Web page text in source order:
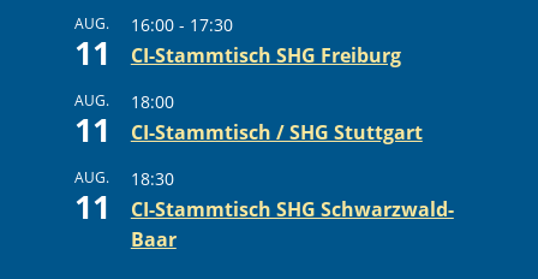
AUG.
11
16:00- 17:30
CI-Stammtisch SHG Freiburg
AUG.
11
18:00
CI-Stammtisch / SHG Stuttgart
AUG.
11
18:30
CI-Stammtisch SHG Schwarzwald-
Baar